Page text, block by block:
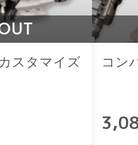
スタマイズ
コン